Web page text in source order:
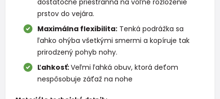
dostatočne priestranná na voľné rozloženie
prstov do vejára.
Maximálna flexibilita: Tenká podrážka sa
ľahko ohýba všetkými smermi a kopíruje tak
prirodzený pohyb nohy.
Ľahkosť:Veľmi ľahká obuv, ktorá deťom
nespôsobuje záťaž na nohe